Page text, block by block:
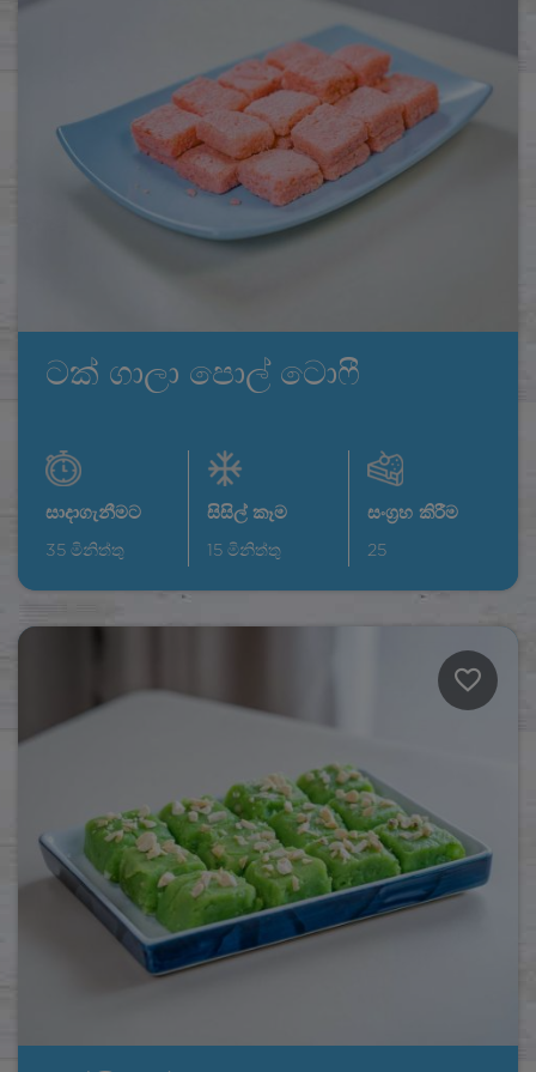
ටක් ගාලා පොල් ටොෆී
සාදාගැනීමට
35 මිනිත්තු
සිසිල් කෑම
15 මිනිත්තු
සංග්‍රහ කිරීම
25